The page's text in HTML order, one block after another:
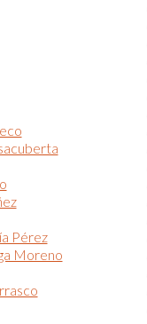
Pérez
Moreno